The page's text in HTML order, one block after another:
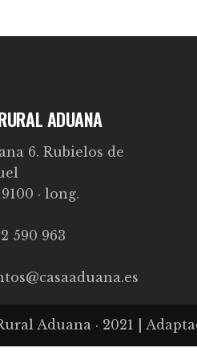
ADUANA
6. Rubielos de
· long.
590 963
Aduana · 2021 |